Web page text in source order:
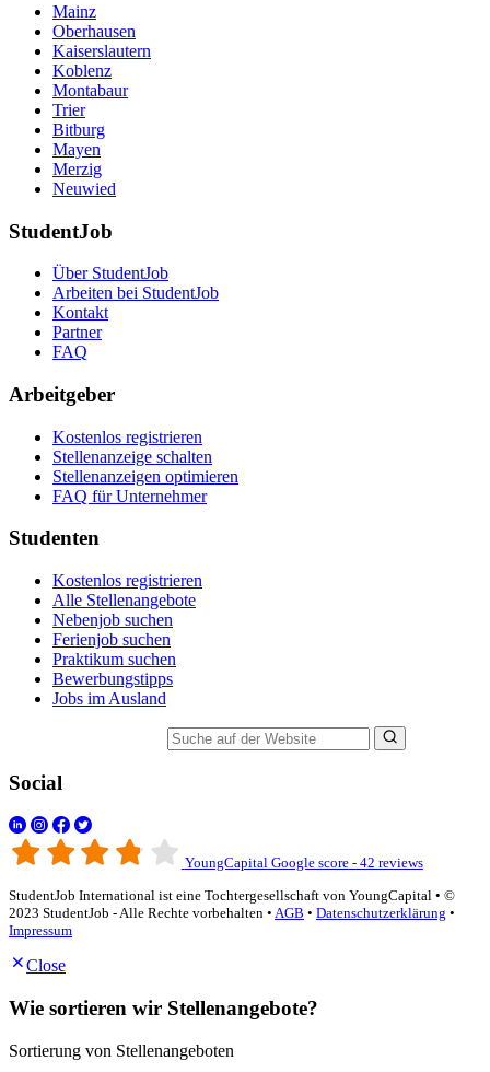
Mainz
Oberhausen
Kaiserslautern
Koblenz
Montabaur
Trier
Bitburg
Mayen
Merzig
Neuwied
StudentJob
Über StudentJob
Arbeiten bei StudentJob
Kontakt
Partner
FAQ
Arbeitgeber
Kostenlos registrieren
Stellenanzeige schalten
Stellenanzeigen optimieren
FAQ für Unternehmer
Studenten
Kostenlos registrieren
Alle Stellenangebote
Nebenjob suchen
Ferienjob suchen
Praktikum suchen
Bewerbungstipps
Jobs im Ausland
Social
YoungCapital Google score - 42 reviews
StudentJob International ist eine Tochtergesellschaft von YoungCapital • ©
2023 StudentJob - Alle Rechte vorbehalten • AGB • Datenschutzerklärung •
Impressum
Close
Wie sortieren wir Stellenangebote?
Sortierung von Stellenangeboten